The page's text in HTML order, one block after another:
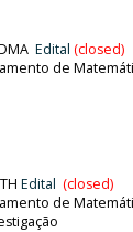
Edital (closed)
de
Edital (closed)
de